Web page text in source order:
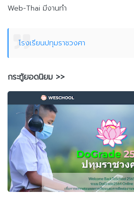
Web-Thai มีงานทำ
โรงเรียนปทุมราชวงศา
กระทู้ยอดนิยม >>